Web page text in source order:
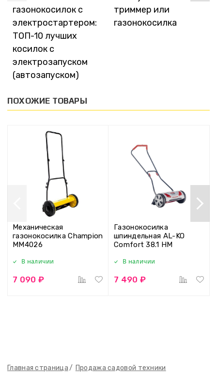
Главная страница
Продажа садовой техники
газонокосилок с
электростартером:
ТОП-10 лучших
косилок с
электрозапуском
(автозапуском)
триммер или
газонокосилка
ПОХОЖИЕ ТОВАРЫ
Механическая
газонокосилка Champion
MM4026
В наличии
7 090 ₽
Газонокосилка
шпиндельная AL-KO
Comfort 38.1 HM
В наличии
7 490 ₽